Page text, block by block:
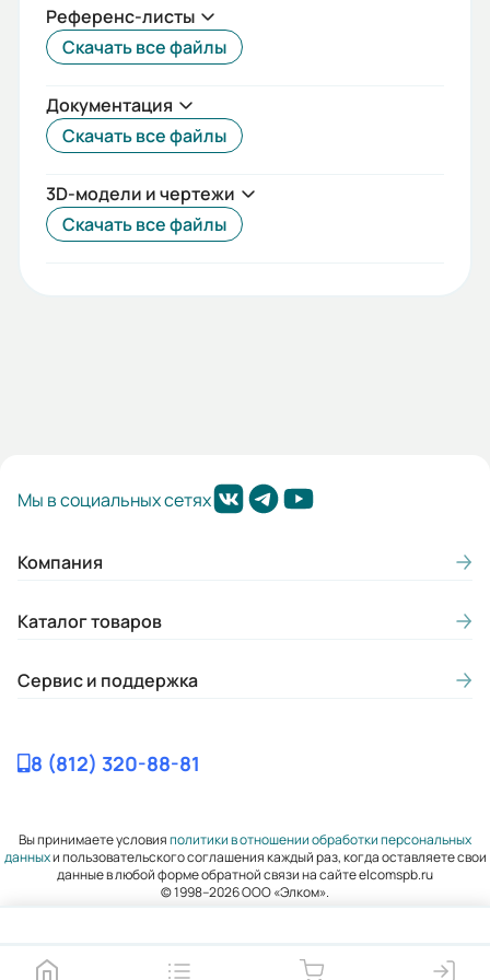
Габариты (ШхВхГ, м):
0.1x0.14x0.145
Референс-листы
Скачать все файлы
Документация
Скачать все файлы
3D-модели и чертежи
Скачать все файлы
Мы в социальных сетях
Компания
Каталог товаров
Сервис и поддержка
8 (812) 320-88-81
Вы принимаете условияполитики в отношении обработки персональных
данныхи пользовательского соглашения каждый раз, когда оставляете свои
данные в любой форме обратной связи на сайте elcomspb.ru
© 1998–2026 ООО «Элком».